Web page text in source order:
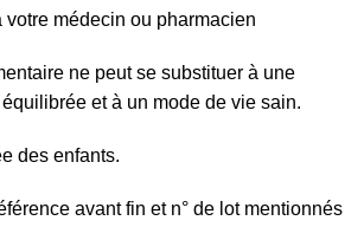
médecin ou pharmacien
ne peut se substituer à une
et à un mode de vie sain.
des enfants.
avant fin et n° de lot mentionnés